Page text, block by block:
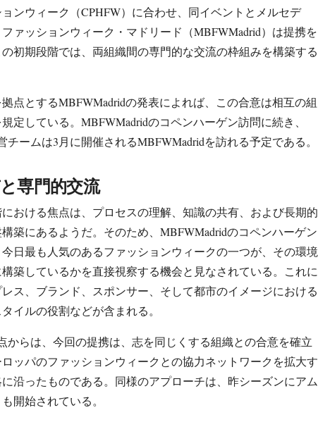
ンウィーク（CPHFW）に合わせ、同イベントとメルセデ
ァッションウィーク・マドリード（MBFWMadrid）は提携を
初期段階では、両組織間の専門的な交流の枠組みを構築する
点とするMBFWMadridの発表によれば、この合意は相互の組
定している。MBFWMadridのコペンハーゲン訪問に続き、
チームは3月に開催されるMBFWMadridを訪れる予定である。
専門的交流
おける焦点は、プロセスの理解、知識の共有、および長期的
築にあるようだ。そのため、MBFWMadridのコペンハーゲン
日最も人気のあるファッションウィークの一つが、その環境
築しているかを直接視察する機会と見なされている。これに
ス、ブランド、スポンサー、そして都市のイメージにおける
イルの役割などが含まれる。
からは、今回の提携は、志を同じくする組織との合意を確立
ッパのファッションウィークとの協力ネットワークを拡大す
沿ったものである。同様のアプローチは、昨シーズンにアム
開始されている。